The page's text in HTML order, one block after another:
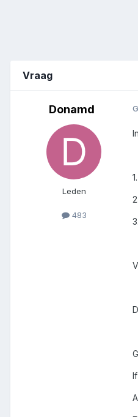
Vraag
Donamd
Leden
483